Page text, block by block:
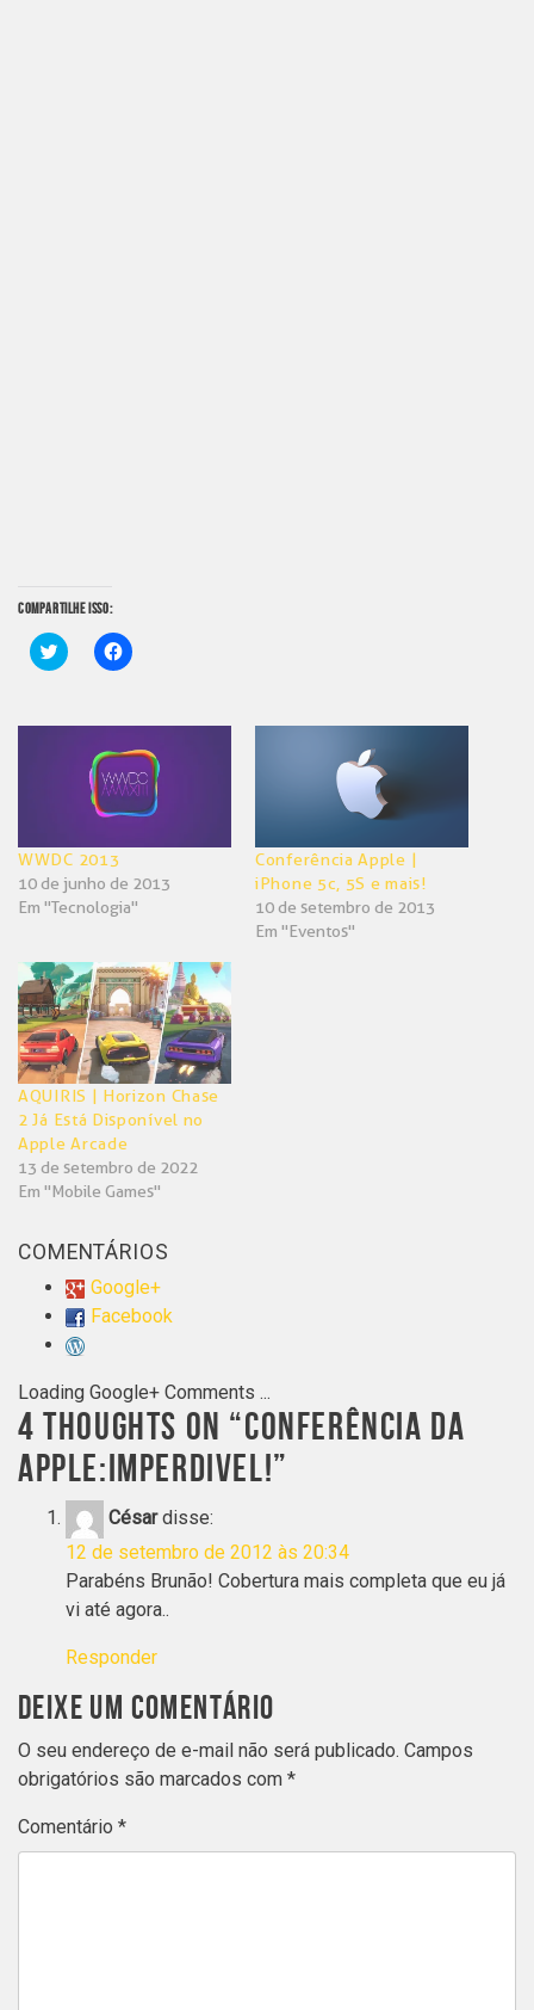
COMPARTILHE ISSO:
Clique
para
em
janela)
Clique
para
em
janela)
WWDC 2013
10 de junho de 2013
Em "Tecnologia"
Conferência Apple |
iPhone 5c, 5S e mais!
10 de setembro de 2013
Em "Eventos"
AQUIRIS | Horizon Chase
2 Já Está Disponível no
Apple Arcade
13 de setembro de 2022
Em "Mobile Games"
COMENTÁRIOS
Google+
Facebook
Loading Google+ Comments ...
4 THOUGHTS ON “CONFERÊNCIA DA
APPLE:IMPERDIVEL!”
César disse:
12 de setembro de 2012 às 20:34
Parabéns Brunão! Cobertura mais completa que eu já
vi até agora..
Responder
DEIXE UM COMENTÁRIO
O seu endereço de e-mail não será publicado. Campos
obrigatórios são marcados com *
Comentário *